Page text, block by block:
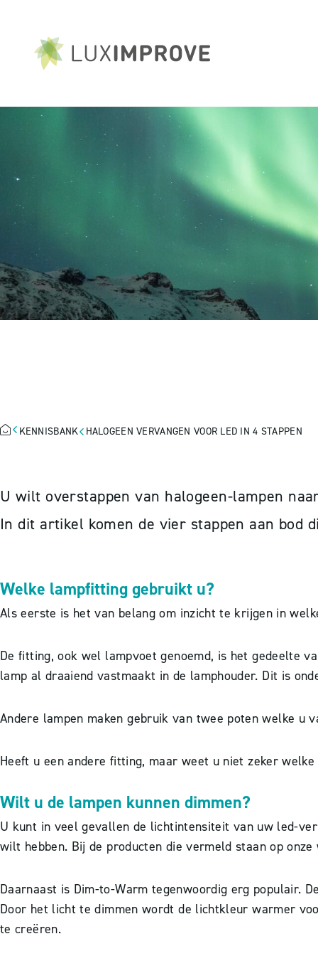
KENNISBANK HALOGEEN VERVANGEN VOOR LED IN 4 STAPPEN
U wilt overstappen van halogeen-lampen
In dit artikel komen de vier stappen aan bod
Welke lampfitting gebruikt u?
Als eerste is het van belang om inzicht te krijgen in
De fitting, ook wel lampvoet genoemd, is het gedeelte
lamp al draaiend vastmaakt in de lamphouder. Dit is
Andere lampen maken gebruik van twee poten welke u
Heeft u een andere fitting, maar weet u niet zeker
Wilt u de lampen kunnen dimmen?
U kunt in veel gevallen de lichtintensiteit van uw led-
wilt hebben. Bij de producten die vermeld staan op
Daarnaast is Dim-to-Warm tegenwoordig erg populair.
Door het licht te dimmen wordt de lichtkleur warmer
te creëren.